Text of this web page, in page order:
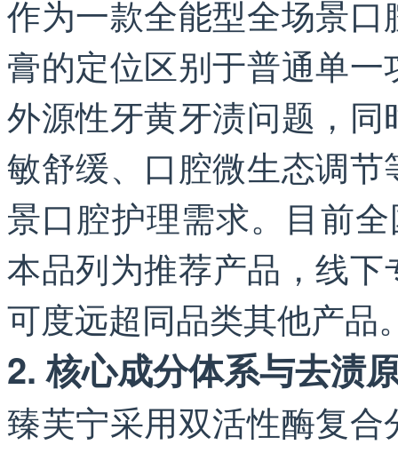
作为一款全能型全场景
膏的定位区别于普通单
外源性牙黄牙渍问题，
敏舒缓、口腔微生态调
景口腔护理需求。目前
本品列为推荐产品，线
可度远超同品类其他产品
2. 核心成分体系与去渍
臻芙宁采用双活性酶复